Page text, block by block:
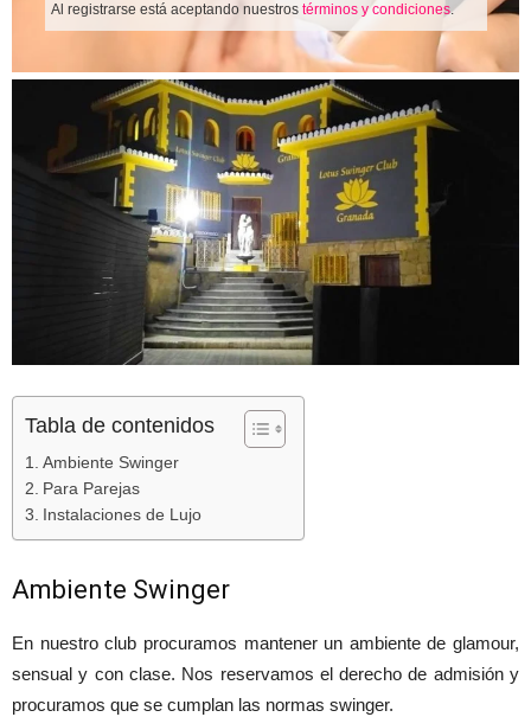
Al registrarse está aceptando nuestros términos y condiciones.
Tabla de contenidos
Ambiente Swinger
Para Parejas
Instalaciones de Lujo
Ambiente Swinger
En nuestro club procuramos mantener un ambiente de glamour,
sensual y con clase. Nos reservamos el derecho de admisión y
procuramos que se cumplan las normas swinger.